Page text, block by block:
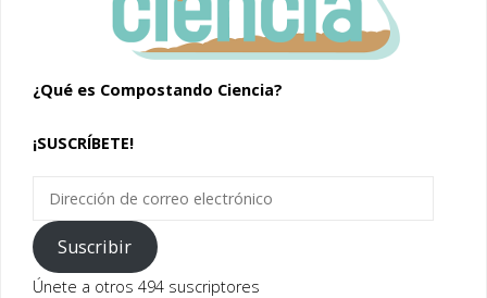
¿Qué es Compostando Ciencia?
¡SUSCRÍBETE!
correo
electrónico
Suscribir
Únete a otros 494 suscriptores